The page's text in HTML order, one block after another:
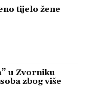
tijelo žene
u Zvorniku
zbog više